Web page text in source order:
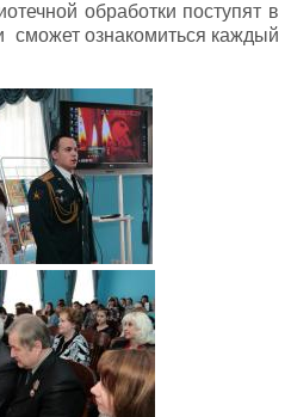
обработки поступят в
ознакомиться каждый